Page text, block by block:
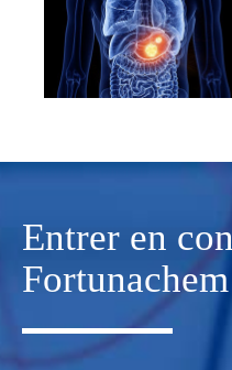
Entrer en
Fortunachem